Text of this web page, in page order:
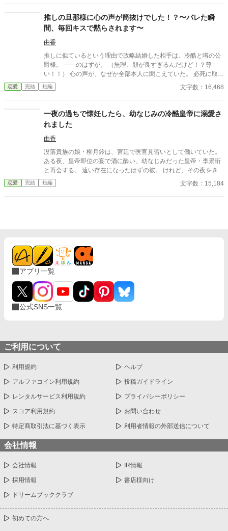
推しの旦那様に心の声が筒抜けでした！？〜バレた瞬
間、毎回キスで黙らされます〜
由香
推しに似ているという理由で政略結婚した相手は、冷酷と噂の公
爵様。 ――のはずが。 （無理、顔が良すぎるんだけど！？尊
い！！） 心の声が、なぜか全部本人に聞こえていた。 必死に取り
繕うも時すでに遅し。 暴走する脳内実況を止めるたび、旦那様は
なぜか――キスしてくる。 「黙らせるのにちょうどいい」 いや全
声だだ漏れ令嬢 甘くて騒がしい新婚生活、開幕。
恋愛 完結 短編 文字数：16,468
一夜の過ちで懐妊したら、幼なじみの冷酷皇帝に溺愛さ
れました
由香
没落貴族の娘・柳月鈴は、宮廷で医官見習いとして働いていた。
ある夜、皇帝即位の宴で酒に酔い、幼なじみだった皇帝・李景珩
と再会する。 遠い存在になったはずの彼。 けれど、その夜をきっ
かけに月鈴の運命は大きく動き出す。 冷酷と恐れられる皇帝が、
なぜか彼女だけには甘すぎて――。
恋愛 完結 短編 文字数：15,184
アプリ一覧
公式SNS一覧
ご利用について
利用規約 ヘルプ
アルファコイン利用規約 投稿ガイドライン
レンタルサービス利用規約 プライバシーポリシー
スコア利用規約 お問い合わせ
特定商取引法に基づく表示 利用者情報の外部送信について
会社情報
会社情報 IR情報
採用情報 書店様向け
ドリームブッククラブ
初めての方へ